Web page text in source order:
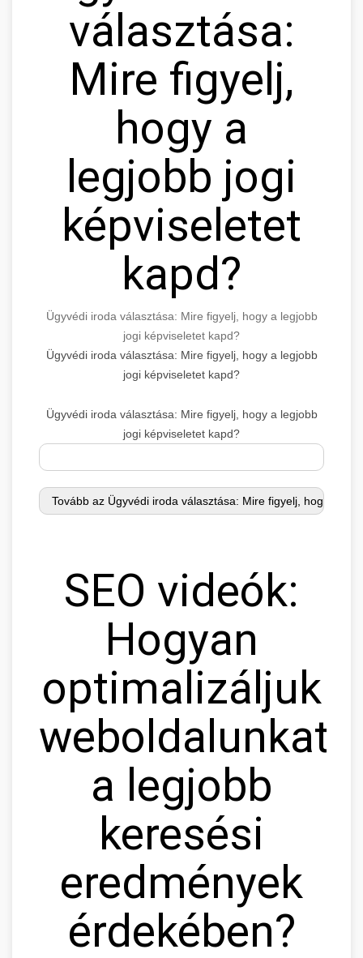
választása:
Mire figyelj,
hogy a
legjobb jogi
képviseletet
kapd?
Ügyvédi iroda választása: Mire figyelj, hogy a legjobb
jogi képviseletet kapd?
Ügyvédi iroda választása: Mire figyelj, hogy a legjobb
jogi képviseletet kapd?
Ügyvédi iroda választása: Mire figyelj, hogy a legjobb
jogi képviseletet kapd?
SEO videók:
Hogyan
optimalizáljuk
weboldalunkat
a legjobb
keresési
eredmények
érdekében?